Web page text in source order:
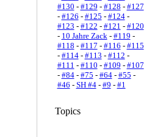
#130 - #129 - #128 - #127
- #126 - #125 - #124-
#123 - #122 - #121 - #120
- 10 Jahre Zack- #119 -
#118 - #117 - #116 - #115
- #114- #113 - #112 -
#111 - #110 - #109 - #107
- #84- #75 - #64- #55 -
#46 - SH #4- #9 - #1
Topics